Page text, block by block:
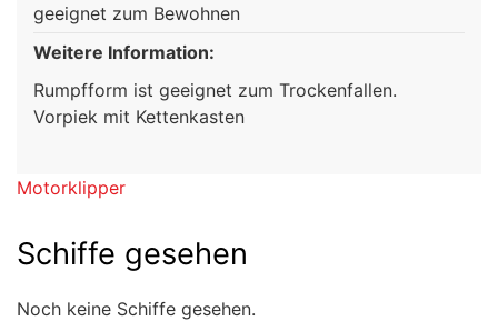
geeignet zum Bewohnen
Weitere Information:
Rumpfform ist geeignet zum Trockenfallen.
Vorpiek mit Kettenkasten
Motorklipper
Schiffe gesehen
Noch keine Schiffe gesehen.